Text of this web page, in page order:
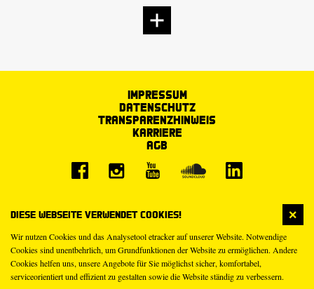
Diese Webseite verwendet Cookies!
Wir nutzen Cookies und das Analysetool etracker auf unserer Website. Notwendige
Cookies sind unentbehrlich, um Grundfunktionen der Website zu ermöglichen. Andere
Cookies helfen uns, unsere Angebote für Sie möglichst sicher, komfortabel,
serviceorientiert und effizient zu gestalten sowie die Website ständig zu verbessern.
Impressum
Datenschutz
Transparenzhinweis
Karriere
AGB